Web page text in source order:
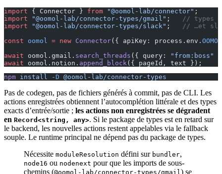
import { Connector } from "@oomol-lab/connector" ;
import "@oomol-lab/connector-types/gmail" ;
// types
import "@oomol-lab/connector-types/slack" ;
// …et
const oomol = new Connector({ apiKey: process.env.
await oomol.gmail. search_threads ({ query: "from:boss"
await oomol.notion. append_block({ pageId, text
npm install -D @oomol-lab/connector-types
Pas de codegen, pas de fichiers générés à commit, pas de CLI. Les
actions enregistrées obtiennent l’autocomplétion littérale et des types
exacts d’entrée/sortie ; les actions non enregistrées se dégradent
en Record<string, any>. Si le package de types est en retard sur
le backend, les nouvelles actions restent appelables via le fallback
souple. Le runtime principal ne dépend pas du package de types.
Nécessite moduleResolution défini sur bundler,
node16 ou nodenext pour que les imports de sous-
chemins (@oomol-lab/connector-types/gmail ) se